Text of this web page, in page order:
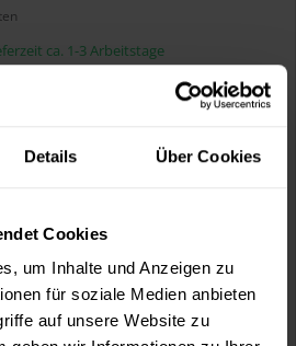
Details Über Cookies
Cookies
um Inhalte und Anzeigen zu
für soziale Medien anbieten
auf unsere Website zu
ca. 1-3 Arbeitstage
zum Artikel?